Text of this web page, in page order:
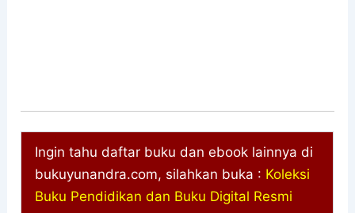
Ingin tahu daftar buku dan ebook lainnya di
bukuyunandra.com, silahkan buka : Koleksi
Buku Pendidikan dan Buku Digital Resmi